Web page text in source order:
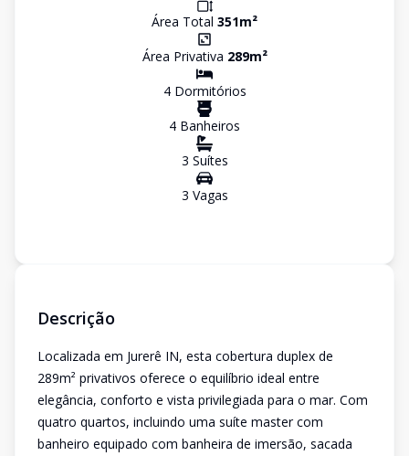
Área Total 351m²
Área Privativa 289m²
4Dormitórios
4 Banheiros
3 Suítes
3 Vagas
Descrição
Localizada em Jurerê IN, esta cobertura duplex de
289m² privativos oferece o equilíbrio ideal entre
elegância, conforto e vista privilegiada para o mar. Com
quatro quartos, incluindo uma suíte master com
banheiro equipado com banheira de imersão, sacada